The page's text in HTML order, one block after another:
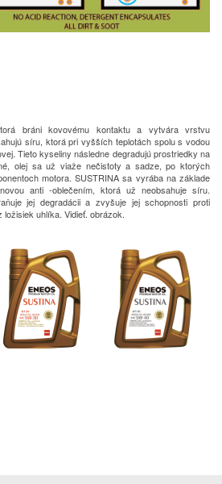
bráni kovovému kontaktu a vytvára vrstvu
síru, ktorá pri vyšších teplotách spolu s vodou
Tieto kyseliny následne degradujú prostriedky na
olej sa už viaže nečistoty a sadze, po ktorých
motora. SUSTRINA sa vyrába na základe
anti -oblečením, ktorá už neobsahuje síru.
jej degradácii a zvyšuje jej schopnosti proti
ložisiek uhlíka. Vidieť. obrázok.